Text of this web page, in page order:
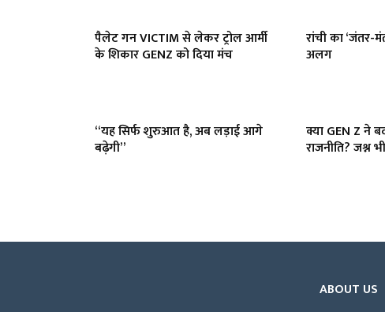
पैलेट गन VICTIM से लेकर ट्रोल आर्मी
के शिकार GENZ को दिया मंच
रांची का ‘जंतर-
अलग
“यह सिर्फ शुरुआत है, अब लड़ाई आगे
बढ़ेगी”
क्या GEN Z ने
राजनीति? जश्न
ABOUT US